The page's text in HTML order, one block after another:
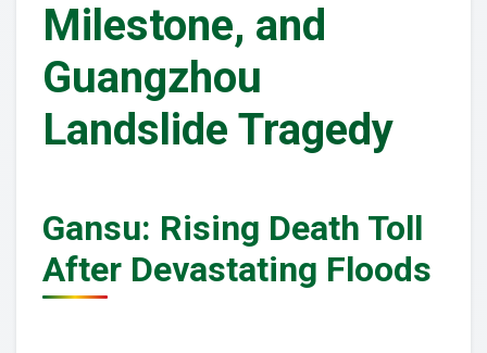
Milestone, and
Guangzhou
Landslide Tragedy
Gansu: Rising Death Toll
After Devastating Floods